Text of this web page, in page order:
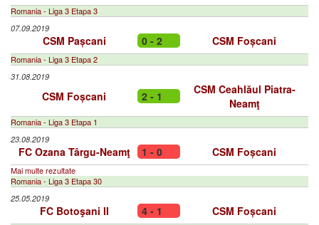
Romania - Liga 3 Etapa 3
07.09.2019
CSM Pașcani 0 - 2 CSM Foșcani
Romania - Liga 3 Etapa 2
31.08.2019
CSM Foșcani 2 - 1
CSM Ceahlăul Piatra-
Neamţ
Romania - Liga 3 Etapa 1
23.08.2019
FC Ozana Târgu-Neamţ 1 - 0 CSM Foșcani
Mai multe rezultate
Romania - Liga 3 Etapa 30
25.05.2019
FC Botoşani II 4 - 1 CSM Foșcani